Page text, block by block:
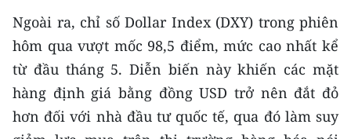
Ngoài ra, chỉ số Dollar Index (DXY) trong phiên
hôm qua vượt mốc 98,5 điểm, mức cao nhất kể
từ đầu tháng 5. Diễn biến này khiến các mặt
hàng định giá bằng đồng USD trở nên đắt đỏ
hơn đối với nhà đầu tư quốc tế, qua đó làm suy